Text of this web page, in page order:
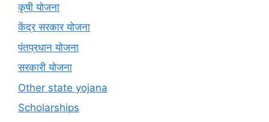
कृषी योजना
केंद्र सरकार योजना
पंतप्रधान योजना
सरकारी योजना
Other state yojana
Scholarships